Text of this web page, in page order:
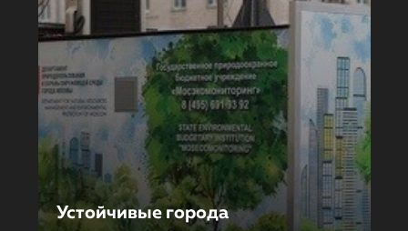
Устойчивые города